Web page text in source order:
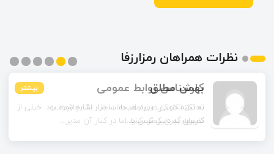
نظرات همراهان رمزارزفا
بیشتر بهمن مطلق بیشتر
به نکته خوبی درباره هیجانات بازار اشاره شده بود. خیلی از
کاربران به دلیل ترس یا...
بیشتر
بیشتر
بیشتر
بیشتر